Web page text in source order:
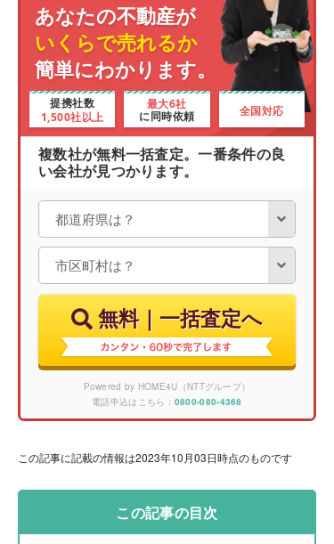
あなたの不動産が
いくらで売れるか
簡単にわかります。
提携社数
1,500社以上
最大6社
に同時依頼 全国対応
複数社が無料一括査定。一番条件の良
い会社が見つかります。
無料｜一括査定へ
Powered by HOME4U（NTTグループ）
電話申込はこちら： 0800-080-4368
この記事に記載の情報は2023年10月03日時点のものです
この記事の目次